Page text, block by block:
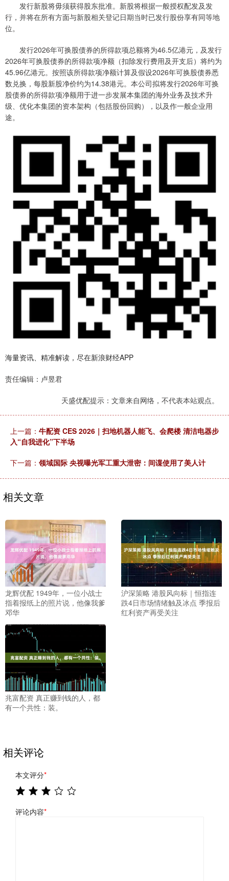
发行新股将毋须获得股东批准。新股将根据一般授权配发及发
行，并将在所有方面与新股相关登记日期当时已发行股份享有同等地
位。
发行2026年可换股债券的所得款项总额将为46.5亿港元，及发行
2026年可换股债券的所得款项净额（扣除发行费用及开支后）将约为
45.96亿港元。按照该所得款项净额计算及假设2026年可换股债券悉
数兑换，每股新股净价约为14.38港元。本公司拟将发行2026年可换
股债券的所得款项净额用于进一步发展本集团的海外业务及技术升
级、优化本集团的资本架构（包括股份回购），以及作一般企业用
途。
海量资讯、精准解读，尽在新浪财经APP
责任编辑：卢昱君
天盛优配提示：文章来自网络，不代表本站观点。
上一篇： 牛配资 CES 2026｜扫地机器人能飞、会爬楼 清洁电器步
入“自我进化”下半场
下一篇： 领域国际 央视曝光军工重大泄密：间谍使用了美人计
相关文章
龙辉优配 1949年，一位小战士
指着报纸上的照片说，他像我爹
邓华
沪深策略 港股风向标｜恒指连
跌4日市场情绪触及冰点 季报后
红利资产再受关注
兆富配资 真正赚到钱的人，都
有一个共性：装。
相关评论
本文评分*
评论内容*